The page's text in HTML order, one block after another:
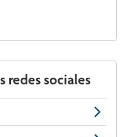
redes sociales